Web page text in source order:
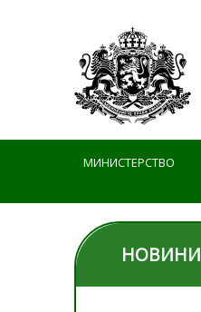
МИНИСТЕРСТВО
НОВИНИ